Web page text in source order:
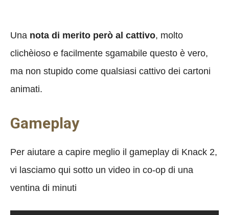
Una nota di merito però al cattivo, molto
clichèioso e facilmente sgamabile questo è vero,
ma non stupido come qualsiasi cattivo dei cartoni
animati.
Gameplay
Per aiutare a capire meglio il gameplay di Knack 2,
vi lasciamo qui sotto un video in co-op di una
ventina di minuti